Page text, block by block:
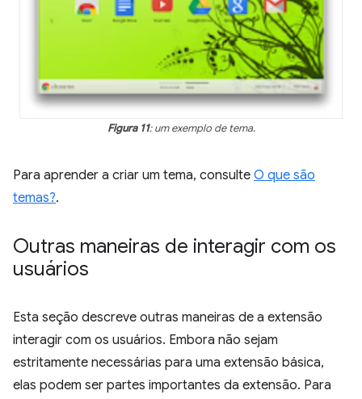
Figura 11: um exemplo de tema.
Para aprender a criar um tema, consulte O que são
temas?.
Outras maneiras de interagir com os
usuários
Esta seção descreve outras maneiras de a extensão
interagir com os usuários. Embora não sejam
estritamente necessárias para uma extensão básica,
elas podem ser partes importantes da extensão. Para